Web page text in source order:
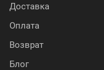
Доставка
Оплата
Возврат
Блог